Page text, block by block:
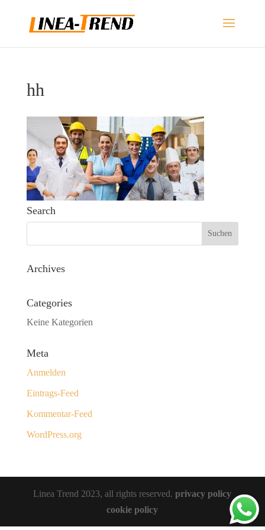
hh
Search
Archives
Categories
Keine Kategorien
Meta
Anmelden
Eintrags-Feed
Kommentar-Feed
WordPress.org
Linea Trend 2023, all rights reserved.privacy policy
cookie policy